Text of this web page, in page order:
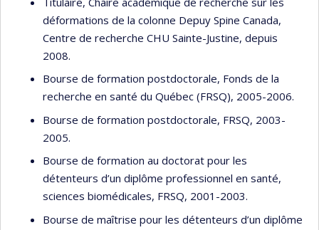
déformations de la colonne Depuy Spine Canada,
Centre de recherche CHU Sainte-Justine, depuis
2008.
Bourse de formation postdoctorale, Fonds de la
recherche en santé du Québec (FRSQ), 2005-2006.
Bourse de formation postdoctorale, FRSQ, 2003-
2005.
Bourse de formation au doctorat pour les
détenteurs d’un diplôme professionnel en santé,
sciences biomédicales, FRSQ, 2001-2003.
Bourse de maîtrise pour les détenteurs d’un diplôme